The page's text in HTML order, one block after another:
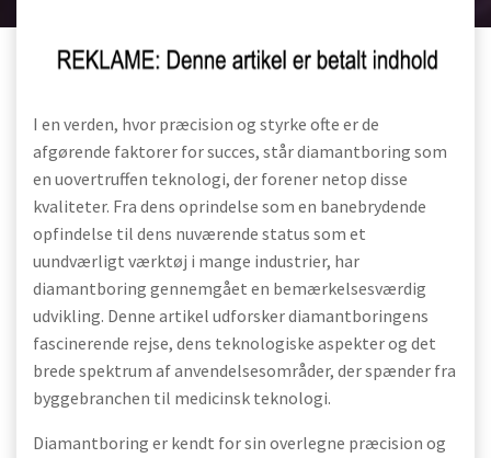
I en verden, hvor præcision og styrke ofte er de
afgørende faktorer for succes, står diamantboring som
en uovertruffen teknologi, der forener netop disse
kvaliteter. Fra dens oprindelse som en banebrydende
opfindelse til dens nuværende status som et
uundværligt værktøj i mange industrier, har
diamantboring gennemgået en bemærkelsesværdig
udvikling. Denne artikel udforsker diamantboringens
fascinerende rejse, dens teknologiske aspekter og det
brede spektrum af anvendelsesområder, der spænder fra
byggebranchen til medicinsk teknologi.
Diamantboring er kendt for sin overlegne præcision og